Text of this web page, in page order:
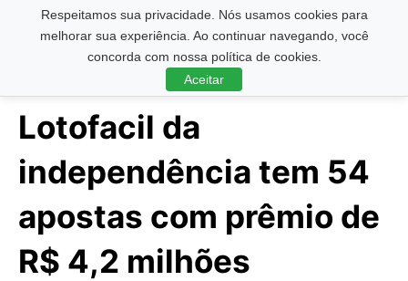
Respeitamos sua privacidade. Nós usamos cookies para
melhorar sua experiência. Ao continuar navegando, você
concorda com nossa política de cookies.
Aceitar
Pesquisar ...
Lotofacil da
independência tem 54
apostas com prêmio de
R$ 4,2 milhões